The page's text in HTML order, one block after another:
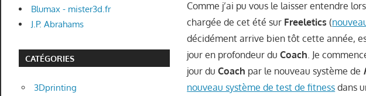
Comme j’ai pu vous le laisser entendre
chargée de cet été sur Freeletics (
décidément arrive bien tôt cette année,
jour en profondeur duCoach . Je
jour duCoach par le nouveau système de
nouveau système de test de fitness dans
Blumax - mister3d.fr
J.P. Abrahams
CATÉGORIES
3Dprinting